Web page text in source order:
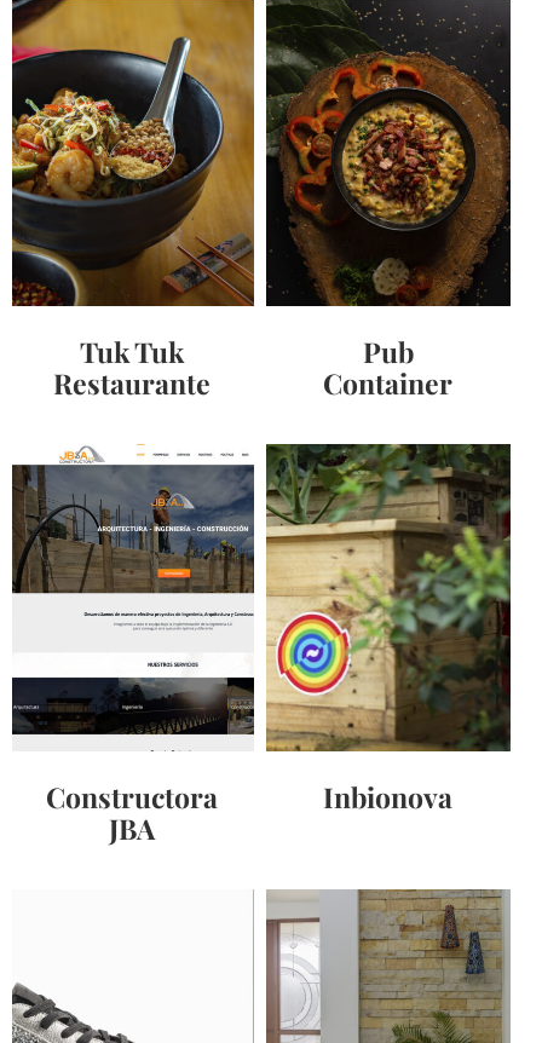
Tuk Tuk
Restaurante
Tuk Tuk
Restaurante
Pub
Container
Pub
Container
Constructora
JBA
Constructora
JBA
Inbionova